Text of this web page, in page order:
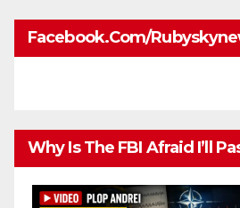
Facebook.com/
Why Is The FBI Afraid I’ll